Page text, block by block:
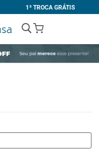
GRÁTIS
My Cart